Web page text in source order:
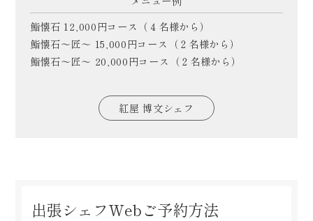
鮨懐石 12,000円コース（４名様から）
鮨懐石～匠～ 15,000円コース（２名様から）
鮨懐石～匠～ 20,000円コース（２名様から）
紅屋 博文シェフ
出張シェフWebご予約方法